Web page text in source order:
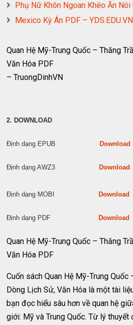
Phụ Nữ Khôn Ngoan Khéo Ăn
Mexico Kỳ Án PDF – YDS.EDU.VN
Quan Hệ Mỹ-Trung Quốc – Thăng
Văn Hóa PDF
– TruongDinhVN
2. DOWNLOAD
Định dạng EPUB Download
Định dạng AWZ3 Download
Định dạng MOBI Download
Định dạng PDF Download
Quan Hệ Mỹ-Trung Quốc – Thăng
Văn Hóa PDF
Cuốn sách Quan Hệ Mỹ-Trung Quốc
Dòng Lịch Sử, Văn Hóa là một tài
bạn đọc hiểu sâu hơn về quan hệ
giới: Mỹ và Trung Quốc. Từ lý